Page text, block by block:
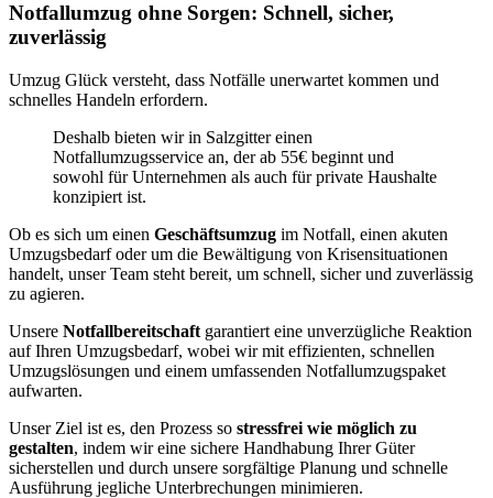
Notfallumzug ohne Sorgen: Schnell, sicher,
zuverlässig
Umzug Glück versteht, dass Notfälle unerwartet kommen und
schnelles Handeln erfordern.
Deshalb bieten wir in Salzgitter einen
Notfallumzugsservice an, der ab 55€ beginnt und
sowohl für Unternehmen als auch für private Haushalte
konzipiert ist.
Ob es sich um einen Geschäftsumzug im Notfall, einen akuten
Umzugsbedarf oder um die Bewältigung von Krisensituationen
handelt, unser Team steht bereit, um schnell, sicher und zuverlässig
zu agieren.
Unsere Notfallbereitschaft garantiert eine unverzügliche Reaktion
auf Ihren Umzugsbedarf, wobei wir mit effizienten, schnellen
Umzugslösungen und einem umfassenden Notfallumzugspaket
aufwarten.
Unser Ziel ist es, den Prozess so stressfrei wie möglich zu
gestalten, indem wir eine sichere Handhabung Ihrer Güter
sicherstellen und durch unsere sorgfältige Planung und schnelle
Ausführung jegliche Unterbrechungen minimieren.